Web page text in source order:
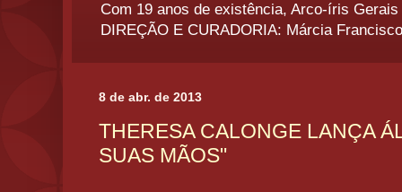
Com 19 anos de existência, Arco-íris
DIREÇÃO E CURADORIA: Márcia
8 de abr. de 2013
THERESA CALONGE LANÇA
SUAS MÃOS"